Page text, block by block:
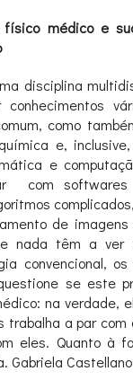
físico médico e
disciplina
como
e,
e
com softwares
de imagens
nada têm a ver
convencional,
se este
na verdade,
trabalha a par com
eles. Quanto à
Gabriela